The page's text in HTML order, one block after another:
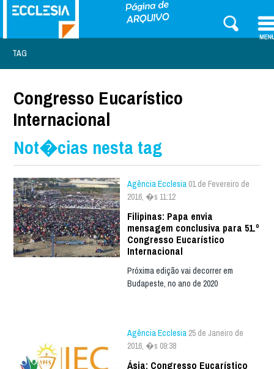
TAG
Congresso Eucarístico
Internacional
Not�cias nesta tag
Agência Ecclesia 01 de Fevereiro de
2016, �s 11:12
Filipinas: Papa envia
mensagem conclusiva para 51.º
Congresso Eucarístico
Internacional
Próxima edição vai decorrer em
Budapeste, no ano de 2020
Agência Ecclesia 25 de Janeiro de
2016, �s 09:38
Ásia: Congresso Eucarístico